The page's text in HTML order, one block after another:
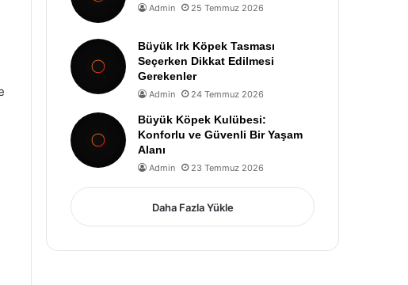
Admin 25 Temmuz 2026
Büyük Irk Köpek Tasması
Seçerken Dikkat Edilmesi
Gerekenler
Admin 24 Temmuz 2026
Büyük Köpek Kulübesi:
Konforlu ve Güvenli Bir Yaşam
Alanı
Admin 23 Temmuz 2026
Daha Fazla Yükle